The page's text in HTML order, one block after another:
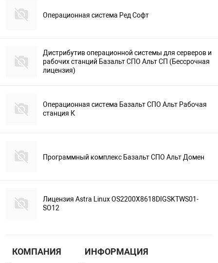
Операционная система Ред Софт
Дистрибутив операционной системы для серверов и
рабочих станций Базальт СПО Альт СП (Бессрочная
лицензия)
Операционная система Базальт СПО Альт Рабочая
станция К
Программный комплекс Базальт СПО Альт Домен
Лицензия Astra Linux OS2200X8618DIGSKTWS01-
SO12
КОМПАНИЯ ИНФОРМАЦИЯ